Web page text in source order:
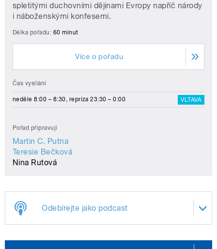
spletitými duchovními dějinami Evropy napříč národy
i náboženskými konfesemi.
Délka pořadu: 60 minut
Více o pořadu
Čas vysílání
neděle 8:00 – 8:30, repríza 23:30 – 0:00 VLTAVA
Pořad připravují
Martin C. Putna
Teresie Bečková
Nina Rutová
Odebírejte jako podcast